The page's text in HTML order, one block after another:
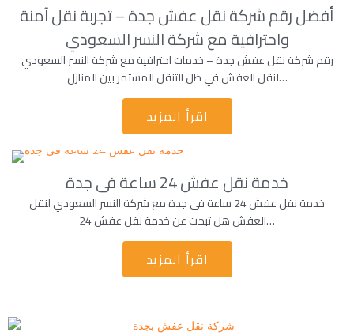
أفضل رقم شركة نقل عفش جدة – تجربة نقل آمنة
واحترافية مع شركة النسر السعودي
رقم شركة نقل عفش جدة – خدمات احترافية مع شركة النسر السعودي
لنقل العفش في ظل التنقل المستمر بين المنازل…
اقرأ المزيد
خدمة نقل عفش 24 ساعة فى جدة
خدمة نقل عفش 24 ساعة فى جدة مع شركة النسر السعودي لنقل
العفش هل تبحث عن خدمة نقل عفش 24…
اقرأ المزيد